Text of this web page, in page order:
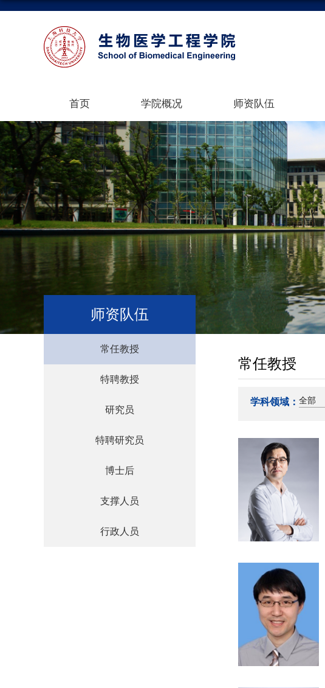
首页 学院概况 师资队伍
师资队伍
常任教授
特聘教授
研究员
特聘研究员
博士后
支撑人员
行政人员
常任教授
学科领域： 全部